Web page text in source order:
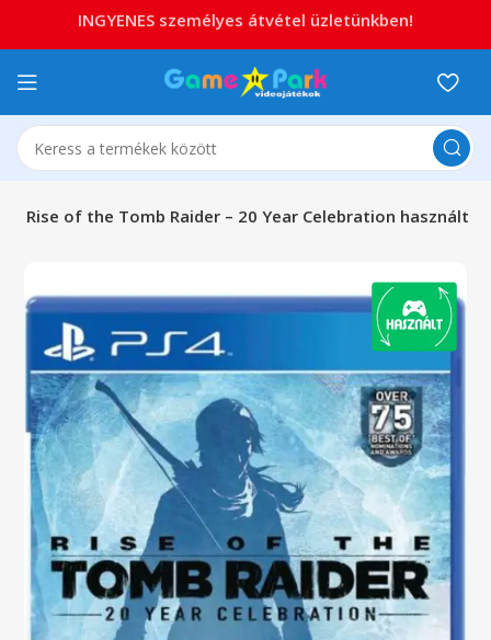
Rise of the Tomb Raider – 20 Year Celebration használt
INGYENES személyes átvétel üzletünkben!